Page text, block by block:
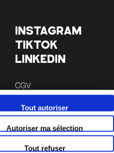
Tout autoriser
Autoriser ma sélection
Tout refuser
INSTAGRAM
TIKTOK
LINKEDIN
CGV
Mentions légales